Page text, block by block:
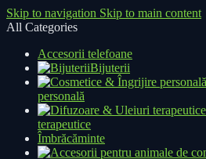
Skip to navigation Skip to main content
All Categories
Accesorii telefoane
Bijuterii
personală
terapeutice
Îmbrăcăminte